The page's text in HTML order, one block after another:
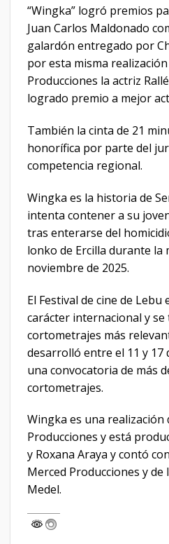
“Wingka” logró premios
Juan Carlos Maldonado
galardón entregado por
por esta misma
Producciones la actriz
logrado premio a mejor
También la cinta de 21
honorífica por parte del
competencia regional.
Wingka es la historia de
intenta contener a su
tras enterarse del
lonko de Ercilla durante la
noviembre de 2025.
El Festival de cine de Lebu
carácter internacional y
cortometrajes más
desarrolló entre el 11 y 17
una convocatoria de más
cortometrajes.
Wingka es una realización
Producciones y está
y Roxana Araya y contó
Merced Producciones y
Medel.